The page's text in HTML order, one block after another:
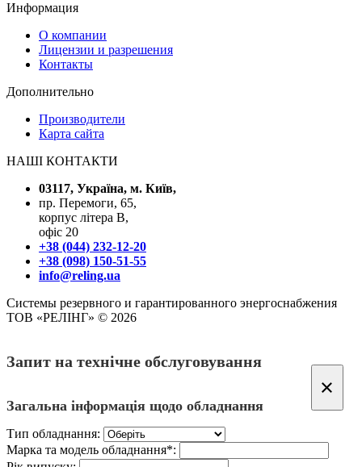
Информация
О компании
Лицензии и разрешения
Контакты
Дополнительно
Производители
Карта сайта
НАШІ КОНТАКТИ
03117, Україна, м. Київ,
пр. Перемоги, 65,
корпус літера В,
офіс 20
+38 (044) 232-12-20
+38 (098) 150-51-55
info@reling.ua
Системы резервного и гарантированного энергоснабжения
ТОВ «РЕЛІНГ» © 2026
Запит на технічне обслуговування
×
Загальна інформація щодо обладнання
Тип обладнання:
Марка та модель обладнання*: